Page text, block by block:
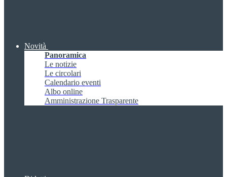
Novità
Panoramica
Le notizie
Le circolari
Calendario eventi
Albo online
Amministrazione Trasparente